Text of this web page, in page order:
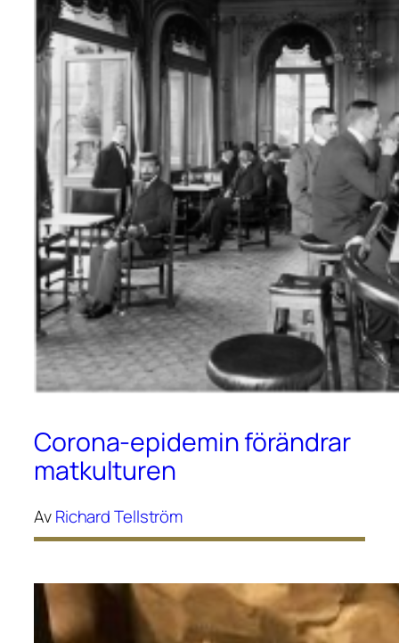
Corona-epidemin förändrar
matkulturen
AvRichard Tellström